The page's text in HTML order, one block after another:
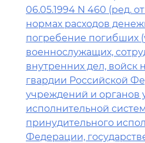
06.05.1994 N 460 (ред.
нормах расходов
погребение погибших
военнослужащих,
внутренних дел, войск
гвардии Российской
учреждений и органов
исполнительной
принудительного
Федерации,